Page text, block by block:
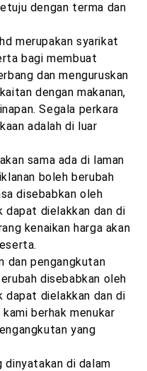
dengan terma dan
merupakan syarikat
bagi membuat
dan menguruskan
dengan makanan,
Segala perkara
adalah di luar
sama ada di laman
boleh berubah
disebabkan oleh
dielakkan dan di
kenaikan harga akan
dan pengangkutan
disebabkan oleh
dielakkan dan di
berhak menukar
yang
dinyatakan di dalam